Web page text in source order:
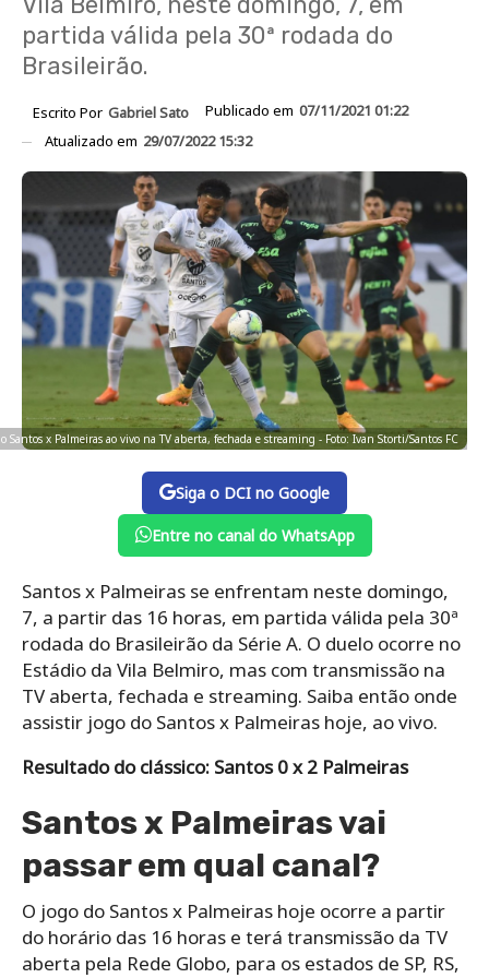
partida válida pela 30ª rodada do
Brasileirão.
Escrito Por Gabriel Sato Publicado em 07/11/2021 01:22
Atualizado em 29/07/2022 15:32
Santos x Palmeiras ao vivo na TV aberta, fechada e streaming - Foto: Ivan Storti/Santos FC
Siga o DCI no Google
Entre no canal do WhatsApp
Santos x Palmeiras se enfrentam neste domingo,
7, a partir das 16 horas, em partida válida pela 30ª
rodada do Brasileirão da Série A. O duelo ocorre no
Estádio da Vila Belmiro, mas com transmissão na
TV aberta, fechada e streaming. Saiba então onde
assistir jogo do Santos x Palmeiras hoje, ao vivo.
Resultado do clássico: Santos 0 x 2 Palmeiras
Santos x Palmeiras vai
passar em qual canal?
O jogo do Santos x Palmeiras hoje ocorre a partir
do horário das 16 horas e terá transmissão da TV
aberta pela Rede Globo, para os estados de SP, RS,